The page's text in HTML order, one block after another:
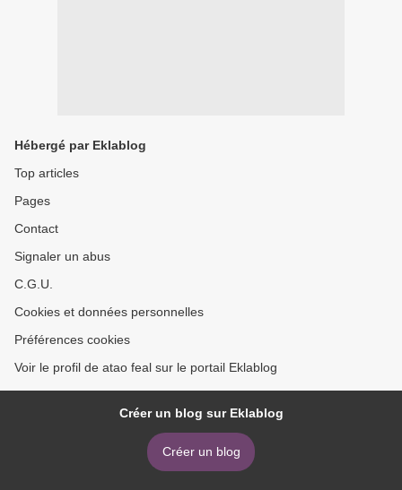
Hébergé par Eklablog
Top articles
Pages
Contact
Signaler un abus
C.G.U.
Cookies et données personnelles
Préférences cookies
Voir le profil de atao feal sur le portail Eklablog
Créer un blog sur Eklablog
Créer un blog